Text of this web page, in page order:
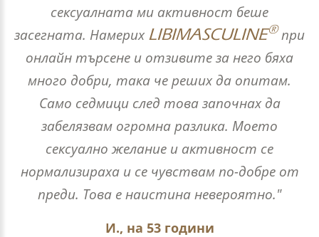
сексуалната ми активност беше
засегната. Намерих LIBIMASCULINE®при
онлайн търсене и отзивите за него бяха
много добри, така че реших да опитам.
Само седмици след това започнах да
забелязвам огромна разлика. Моето
сексуално желание и активност се
нормализираха и се чувствам по-добре от
преди. Това е наистина невероятно."
И., на 53 години